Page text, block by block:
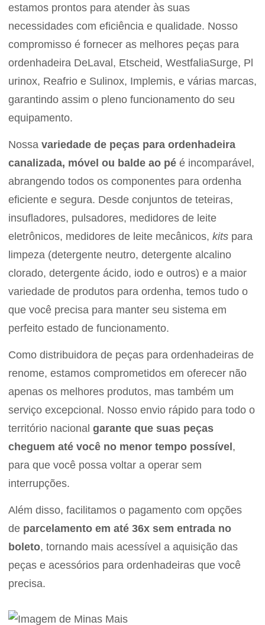
estamos prontos para atender às suas
necessidades com eficiência e qualidade. Nosso
compromisso é fornecer as melhores peças para
ordenhadeira DeLaval, Etscheid, WestfaliaSurge, Pl
urinox, Reafrio e Sulinox, Implemis, e várias marcas,
garantindo assim o pleno funcionamento do seu
equipamento.
Nossa variedade de peças para ordenhadeira
canalizada, móvel ou balde ao pé é incomparável,
abrangendo todos os componentes para ordenha
eficiente e segura. Desde conjuntos de teteiras,
insufladores, pulsadores, medidores de leite
eletrônicos, medidores de leite mecânicos, kits para
limpeza (detergente neutro, detergente alcalino
clorado, detergente ácido, iodo e outros) e a maior
variedade de produtos para ordenha, temos tudo o
que você precisa para manter seu sistema em
perfeito estado de funcionamento.
Como distribuidora de peças para ordenhadeiras de
renome, estamos comprometidos em oferecer não
apenas os melhores produtos, mas também um
serviço excepcional. Nosso envio rápido para todo o
território nacional garante que suas peças
cheguem até você no menor tempo possível,
para que você possa voltar a operar sem
interrupções.
Além disso, facilitamos o pagamento com opções
de parcelamento em até 36x sem entrada no
boleto, tornando mais acessível a aquisição das
peças e acessórios para ordenhadeiras que você
precisa.